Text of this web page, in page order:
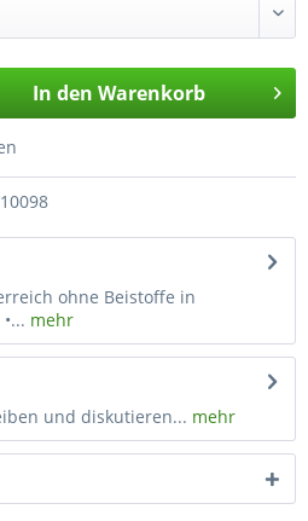
In den Warenkorb
ohne Beistoffe in
mehr
und diskutieren... mehr